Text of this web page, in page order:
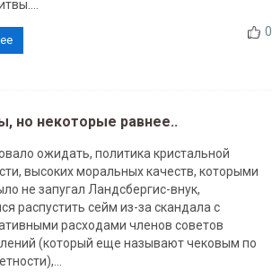
0
но некоторые равнее..
ожидать, политика кристальной
высоких моральных качеств, которыми
не запугал Ландсбергис-внук,
распустить сейм из-за скандала с
расходами членов советов
(который еще называют чековым по